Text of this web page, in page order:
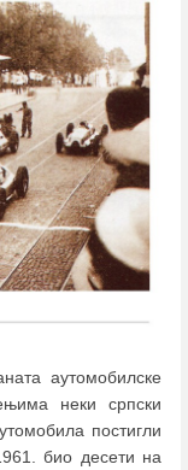
аутомобилске
неки српски
постигли
био десети на